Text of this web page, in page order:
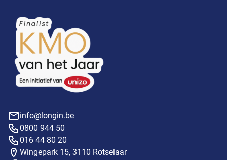
info@longin.be
0800 944 50
016 44 80 20
Wingepark 15, 3110 Rotselaar